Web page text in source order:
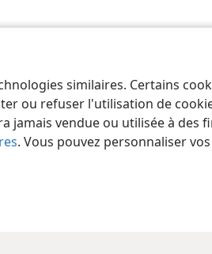
similaires. Certains
ou refuser l'utilisation de
jamais vendue ou utilisée à des
. Vous pouvez personnaliser